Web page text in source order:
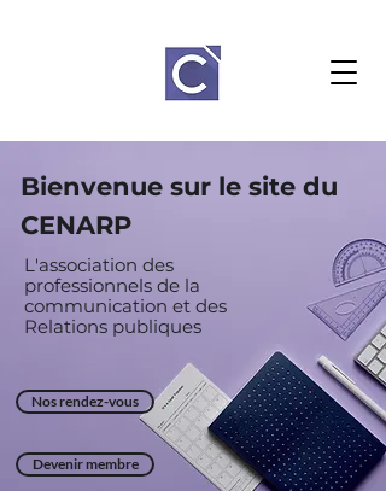
Bienvenue sur le site du
CENARP
L'association des
professionnels de la
communication et des
Relations publiques
Nos rendez-vous
Devenir membre